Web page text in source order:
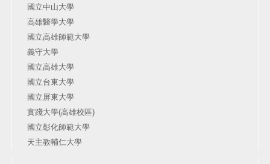
國立中山大學
高雄醫學大學
國立高雄師範大學
義守大學
國立高雄大學
國立台東大學
國立屏東大學
實踐大學(高雄校區)
國立彰化師範大學
天主教輔仁大學